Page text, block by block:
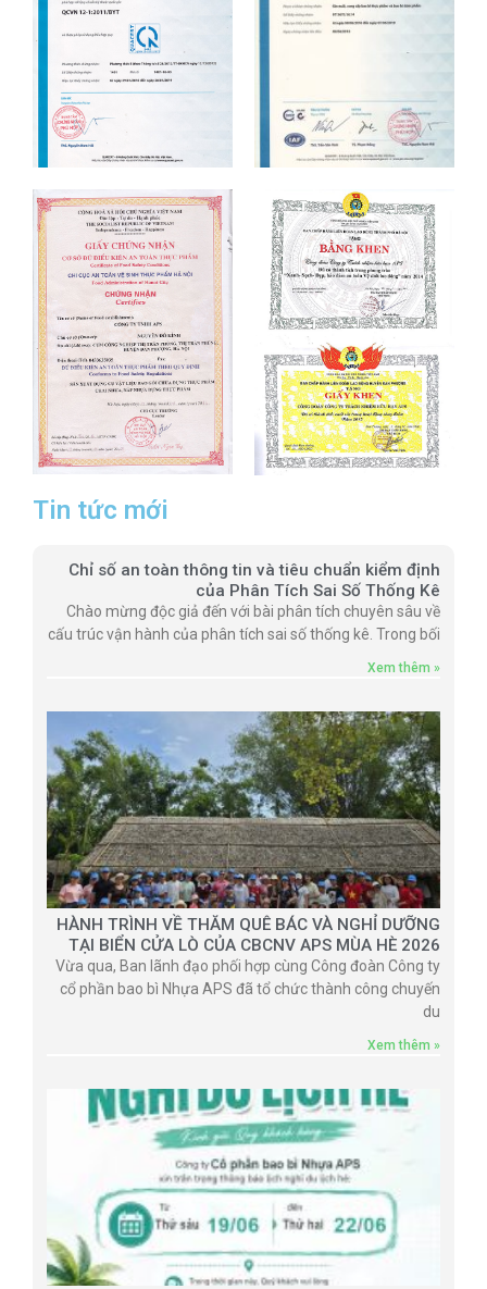
Tin tức mới
Chỉ số an toàn thông tin và tiêu chuẩn kiểm định
của Phân Tích Sai Số Thống Kê
Chào mừng độc giả đến với bài phân tích chuyên sâu về
cấu trúc vận hành của phân tích sai số thống kê. Trong bối
Xem thêm »
HÀNH TRÌNH VỀ THĂM QUÊ BÁC VÀ NGHỈ DƯỠNG
TẠI BIỂN CỬA LÒ CỦA CBCNV APS MÙA HÈ 2026
Vừa qua, Ban lãnh đạo phối hợp cùng Công đoàn Công ty
cổ phần bao bì Nhựa APS đã tổ chức thành công chuyến
du
Xem thêm »